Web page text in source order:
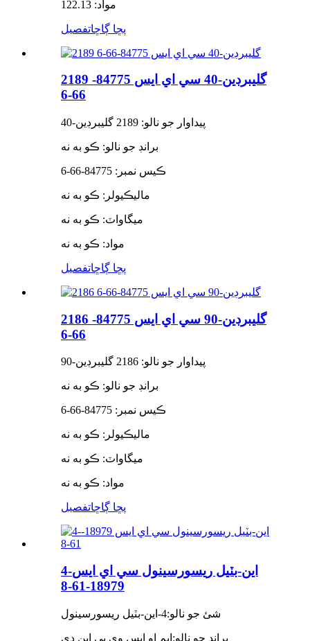
مواد: 122.13
پڇا ڳاڇاتفصيل
2189 گليبرڊين-40 سي اي ايس 84775-
66-6
پيداوار جو نالو: 2189 گليبرڊين-40
برانڊ جو نالو: ڪو به نه
ڪيس نمبر: 84775-66-6
ماليڪيولر: ڪو به نه
ميگاواٽ: ڪو به نه
مواد: ڪو به نه
پڇا ڳاڇاتفصيل
2186 گليبرڊين-90 سي اي ايس 84775-
66-6
پيداوار جو نالو: 2186 گليبرڊين-90
برانڊ جو نالو: ڪو به نه
ڪيس نمبر: 84775-66-6
ماليڪيولر: ڪو به نه
ميگاواٽ: ڪو به نه
مواد: ڪو به نه
پڇا ڳاڇاتفصيل
4-اين-بٽيل ريسورسينول سي اي ايس
18979-61-8
شئ جو نالو:4-اين-بٽيل ريسورسينول
برانڊ جو نالو: ايم او ايس وي پي اين ڊي